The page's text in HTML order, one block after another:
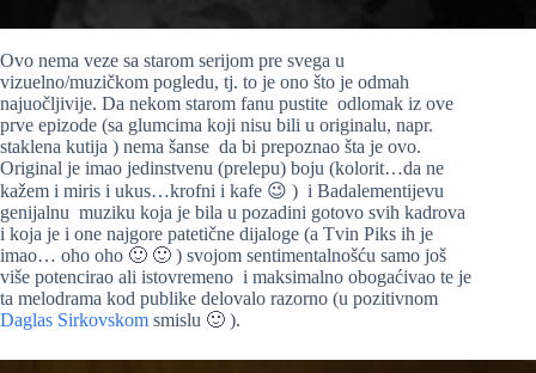
Ovo nema veze sa starom serijom pre svega u
vizuelno/muzičkom pogledu, tj. to je ono što je odmah
najuočljivije. Da nekom starom fanu pustite odlomak iz ove
prve epizode (sa glumcima koji nisu bili u originalu, napr.
staklena kutija ) nema šanse da bi prepoznao šta je ovo.
Original je imao jedinstvenu (prelepu) boju (kolorit…da ne
kažem i miris i ukus…krofni i kafe 😉 ) i Badalementijevu
genijalnu muziku koja je bila u pozadini gotovo svih kadrova
i koja je i one najgore patetične dijaloge (a Tvin Piks ih je
imao… oho oho 🙂 🙂 ) svojom sentimentalnošću samo još
više potencirao ali istovremeno i maksimalno obogaćivao te je
ta melodrama kod publike delovalo razorno (u pozitivnom
Daglas Sirkovskom smislu 🙂 ).